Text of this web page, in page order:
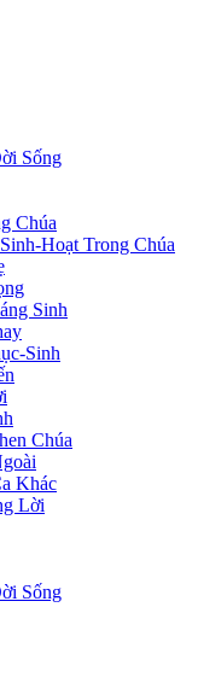
Sống
Chúa
Hoạt Trong Chúa
Sinh
Sinh
Chúa
Khác
Lời
Sống